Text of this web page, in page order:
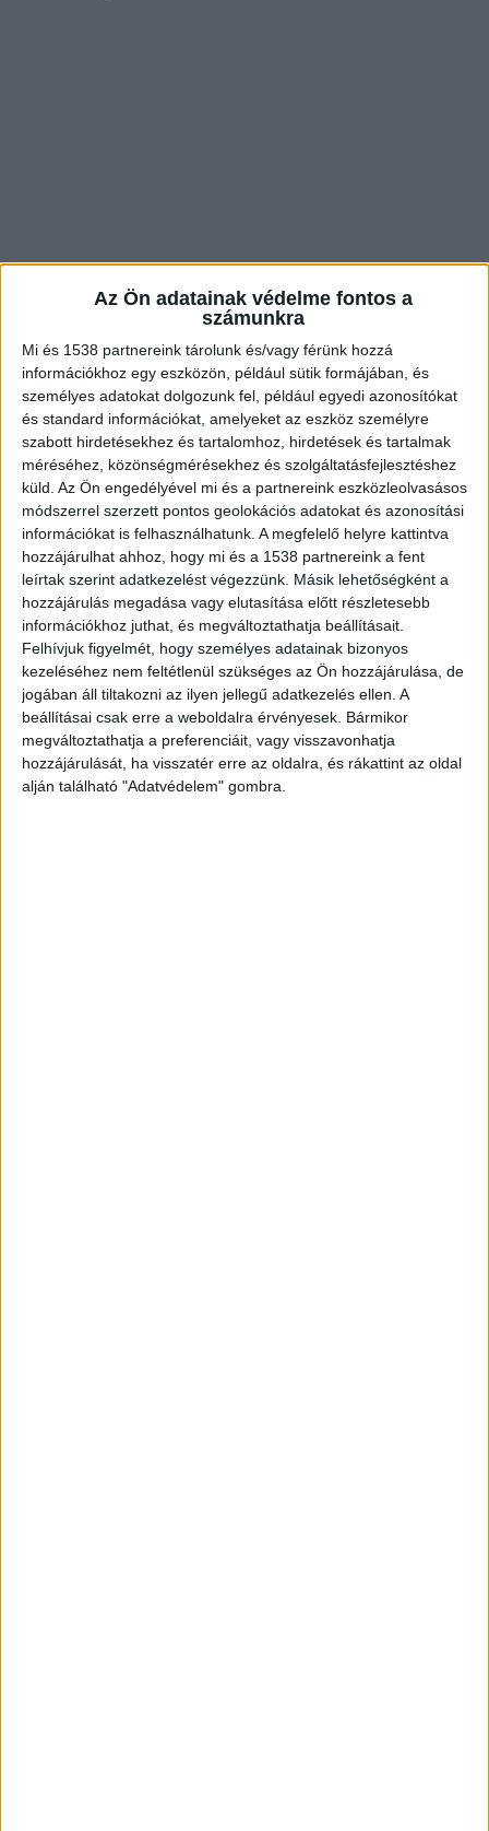
Az Ön adatainak védelme fontos a
számunkra
Mi és 1538 partnereink tárolunk és/vagy férünk hozzá
információkhoz egy eszközön, például sütik formájában, és
személyes adatokat dolgozunk fel, például egyedi azonosítókat
és standard információkat, amelyeket az eszköz személyre
szabott hirdetésekhez és tartalomhoz, hirdetések és tartalmak
méréséhez, közönségmérésekhez és szolgáltatásfejlesztéshez
küld. Az Ön engedélyével mi és a partnereink eszközleolvasásos
módszerrel szerzett pontos geolokációs adatokat és azonosítási
információkat is felhasználhatunk. A megfelelő helyre kattintva
hozzájárulhat ahhoz, hogy mi és a 1538 partnereink a fent
leírtak szerint adatkezelést végezzünk. Másik lehetőségként a
hozzájárulás megadása vagy elutasítása előtt részletesebb
információkhoz juthat, és megváltoztathatja beállításait.
Felhívjuk figyelmét, hogy személyes adatainak bizonyos
kezeléséhez nem feltétlenül szükséges az Ön hozzájárulása, de
jogában áll tiltakozni az ilyen jellegű adatkezelés ellen. A
beállításai csak erre a weboldalra érvényesek. Bármikor
megváltoztathatja a preferenciáit, vagy visszavonhatja
hozzájárulását, ha visszatér erre az oldalra, és rákattint az oldal
alján található "Adatvédelem" gombra.
Vitézyt dicsérte Magyar Péter
“A közlekedés ügye végre egy olyan vezető
kezében van, aki őszinte érdeklődéssel és
lelkesedéssel fordul a terület múltja és jövője
felé” – mondta beszédében Magyar Péter a
Múzeumok Éjszakájának szombati napján. A
kormányfő kiemelte: Vitézy Dávid – mint a
magyar közlekedés talán legnagyobb rajongója –
minisztersége alatt számos olyan programot és
kezdeményezést fog megvalósítani, amelyek
közelebb hozzák ezt a különleges világot a
családokhoz és a fiatalokhoz, ezáltal a hazai
közlekedés ügye új lendületet kaphat.A
BudapestKörnyéke.hu hírportál legfrissebb híreit